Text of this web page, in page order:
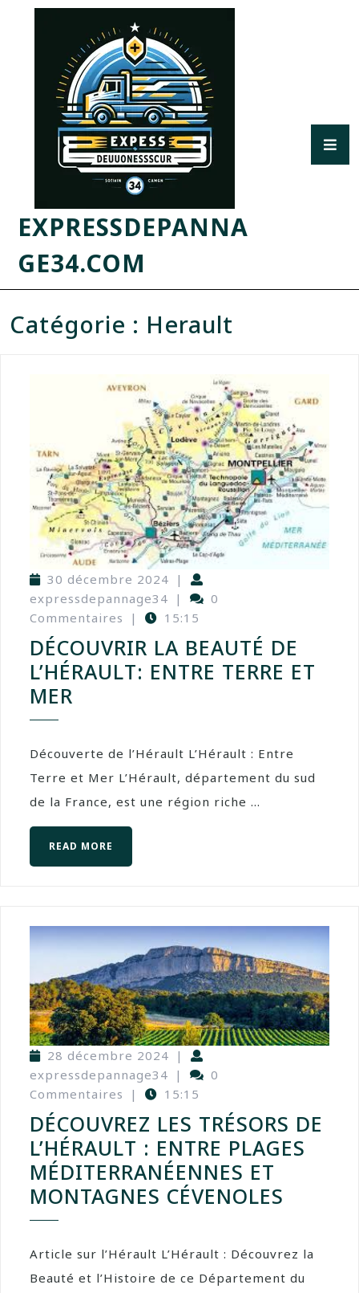
EXPRESSDEPANNA
GE34.COM
Catégorie : Herault
30 décembre 2024 |
expressdepannage34 |
0
Commentaires
| 15:15
DÉCOUVRIR LA BEAUTÉ DE
L’HÉRAULT: ENTRE TERRE ET
MER
Découverte de l’Hérault L’Hérault : Entre
Terre et Mer L’Hérault, département du sud
de la France, est une région riche ...
READ MORE
28 décembre 2024 |
expressdepannage34 |
0
Commentaires
| 15:15
DÉCOUVREZ LES TRÉSORS DE
L’HÉRAULT : ENTRE PLAGES
MÉDITERRANÉENNES ET
MONTAGNES CÉVENOLES
Article sur l’Hérault L’Hérault : Découvrez la
Beauté et l’Histoire de ce Département du